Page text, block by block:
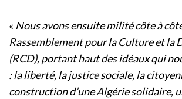
« Nous avons ensuite milité côte à
Rassemblement pour la Culture et la
(RCD), portant haut des idéaux qui
: la liberté, la justice sociale, la
construction d’une Algérie solidaire,